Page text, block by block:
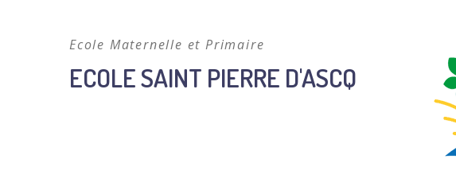
Ecole Maternelle et Primaire
ECOLE SAINT PIERRE D'ASCQ